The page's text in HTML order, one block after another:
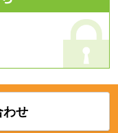
わせ